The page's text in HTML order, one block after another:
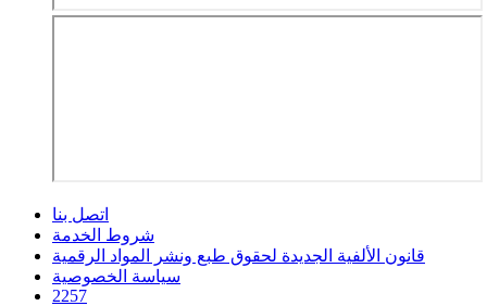
اتصل بنا
شروط الخدمة
قانون الألفية الجديدة لحقوق طبع ونشر المواد الرقمية
سياسة الخصوصية
2257